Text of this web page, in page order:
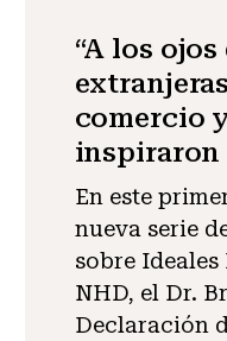
“A los
comercio
inspiraron
En este
nueva serie
sobre
NHD, el Dr.
Declaración